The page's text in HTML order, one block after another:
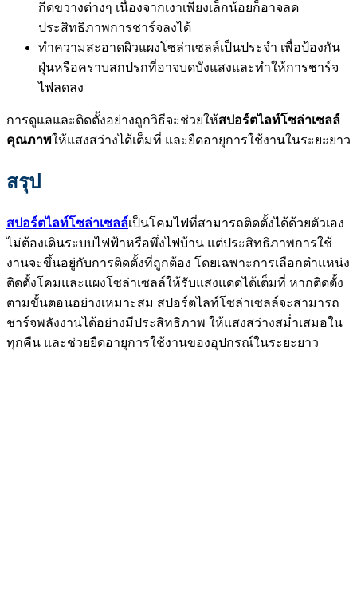
กีดขวางต่างๆ เนื่องจากเงาเพียงเล็กน้อยก็อาจลด
ประสิทธิภาพการชาร์จลงได้
ทำความสะอาดผิวแผงโซล่าเซลล์เป็นประจำ เพื่อป้องกัน
ฝุ่นหรือคราบสกปรกที่อาจบดบังแสงและทำให้การชาร์จ
ไฟลดลง
การดูแลและติดตั้งอย่างถูกวิธีจะช่วยให้สปอร์ตไลท์โซล่าเซลล์
คุณภาพให้แสงสว่างได้เต็มที่ และยืดอายุการใช้งานในระยะยาว
สรุป
สปอร์ตไลท์โซล่าเซลล์เป็นโคมไฟที่สามารถติดตั้งได้ด้วยตัวเอง
ไม่ต้องเดินระบบไฟฟ้าหรือพึ่งไฟบ้าน แต่ประสิทธิภาพการใช้
งานจะขึ้นอยู่กับการติดตั้งที่ถูกต้อง โดยเฉพาะการเลือกตำแหน่ง
ติดตั้งโคมและแผงโซล่าเซลล์ให้รับแสงแดดได้เต็มที่ หากติดตั้ง
ตามขั้นตอนอย่างเหมาะสม สปอร์ตไลท์โซล่าเซลล์จะสามารถ
ชาร์จพลังงานได้อย่างมีประสิทธิภาพ ให้แสงสว่างสม่ำเสมอใน
ทุกคืน และช่วยยืดอายุการใช้งานของอุปกรณ์ในระยะยาว